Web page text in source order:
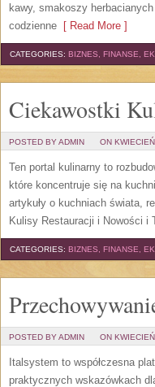
kawy, smakoszy
codzienne [ Read More ]
CATEGORIES: BIZNES, FINANSE,
Ciekawostki
POSTED BY ADMIN ON
Ten portal kulinarny to
które koncentruje się na
artykuły o kuchniach świata,
Kulisy Restauracji i Nowości i
CATEGORIES: BIZNES, FINANSE,
POSTED BY ADMIN ON
Italsystem to współczesna
praktycznych wskazówkach